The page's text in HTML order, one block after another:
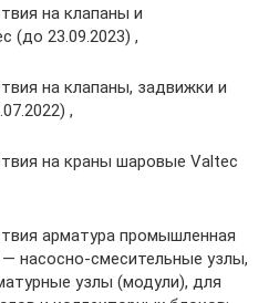
на клапаны и
(до 23.09.2023) ,
на клапаны, задвижки и
,
на краны шаровые Valtec
арматура промышленная
насосно-смесительные узлы,
узлы (модули), для